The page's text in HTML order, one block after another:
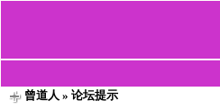
曾道人 » 论坛提示